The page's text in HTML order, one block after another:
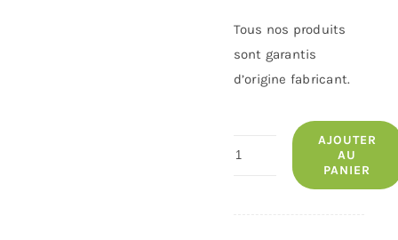
Tous nos produits
sont garantis
d’origine fabricant.
quantité
AJOUTER
AU
PANIER